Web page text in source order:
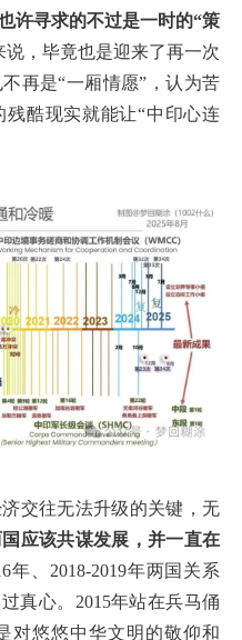
许寻求的不过是一时的“策
说，毕竟也是迎来了再一次
再是“一厢情愿”，认为苦
酷现实就能让“中印心连
交往无法升级的关键，无
应该共谋发展，并一直在
年、2018-2019年两国关系
真心。2015年站在兵马俑
对悠悠中华文明的敬仰和